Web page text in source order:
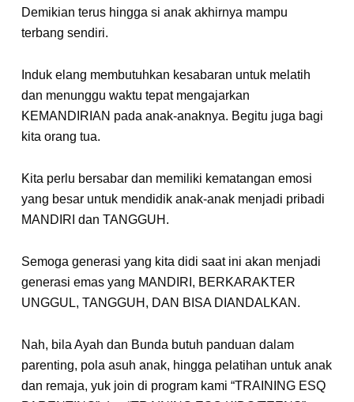
Demikian terus hingga si anak akhirnya mampu
terbang sendiri.
Induk elang membutuhkan kesabaran untuk melatih
dan menunggu waktu tepat mengajarkan
KEMANDIRIAN pada anak-anaknya. Begitu juga bagi
kita orang tua.
Kita perlu bersabar dan memiliki kematangan emosi
yang besar untuk mendidik anak-anak menjadi pribadi
MANDIRI dan TANGGUH.
Semoga generasi yang kita didi saat ini akan menjadi
generasi emas yang MANDIRI, BERKARAKTER
UNGGUL, TANGGUH, DAN BISA DIANDALKAN.
Nah, bila Ayah dan Bunda butuh panduan dalam
parenting, pola asuh anak, hingga pelatihan untuk anak
dan remaja, yuk join di program kami “TRAINING ESQ